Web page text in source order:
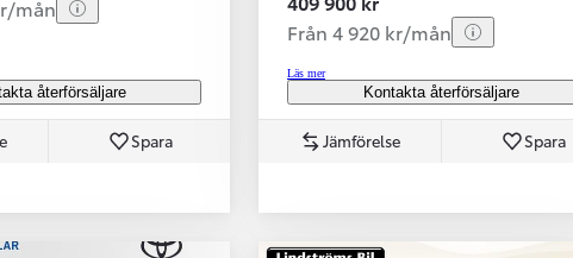
mån
återförsäljare
Spara
Från 4 920 kr/mån
Läs mer
Kontakta återförsäljare
Jämförelse Spara